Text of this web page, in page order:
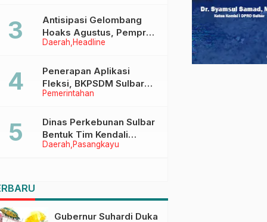
Daerah Headline
Antisipasi Gelombang
Hoaks Agustus, Pemprov
Sulbar Ajak Warga Jaga
Pemerintahan
Penerapan Aplikasi
Fleksi, BKPSDM Sulbar
Dorong Transformasi
ASN
Daerah Pasangkayu
Dinas Perkebunan Sulbar
Bentuk Tim Kendali
Internal ICS untuk Dukung
Gubernur Suhardi Duka